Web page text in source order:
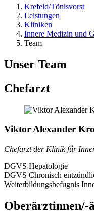
Krefeld/Tönisvorst
Leistungen
Kliniken
Innere Medizin und
Team
Unser Team
Chefarzt
Viktor Alexander
Chefarzt der Klinik für
DGVS Hepatologie
DGVS Chronisch
Weiterbildungsbefugnis
Oberärztinnen/-